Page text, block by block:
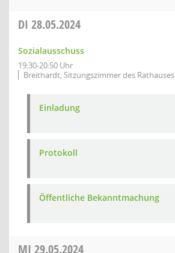
DI 28.05.2024
Sozialausschuss
19:30-20:50 Uhr
Breithardt, Sitzungszimmer des Rathauses
Einladung
Protokoll
Öffentliche Bekanntmachung
MI 29.05.2024